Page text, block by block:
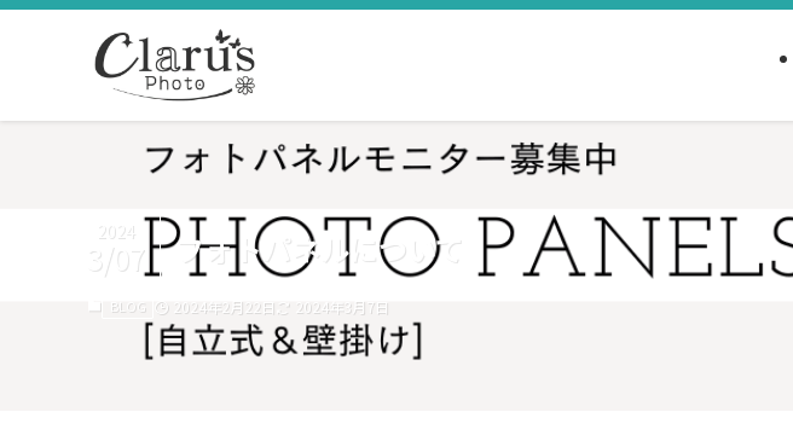
フォトパネルについて
2024
3/07
BLOG 2024年2月22日 2024年3月7日